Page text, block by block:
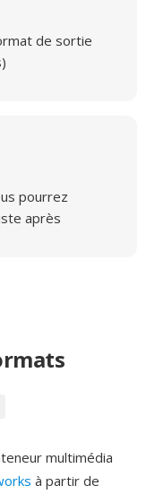
de sortie
pourrez
après
multimédia
à partir de